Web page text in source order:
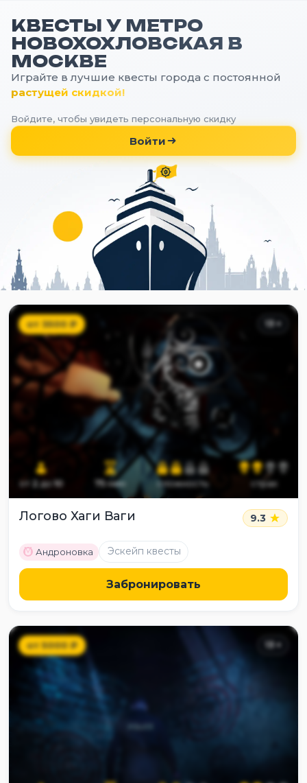
КВЕСТЫ У МЕТРО
НОВОХОХЛОВСКАЯ В
МОСКВЕ
Играйте в лучшие квесты города с постоянной
растущей скидкой!
Войдите, чтобы увидеть персональную скидку
Войти
от 3500₽ 13 +
от 2до10 75мин сложность страх
Логово Хаги Ваги 9.3
M Андроновка Эскейп квесты
Забронировать
от5000₽ 13 +